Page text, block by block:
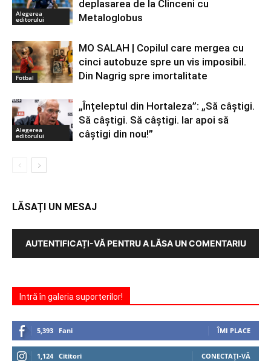
Alegerea
editorului
deplasarea de la Clinceni cu
Metaloglobus
Fotbal
MO SALAH | Copilul care mergea cu
cinci autobuze spre un vis imposibil.
Din Nagrig spre imortalitate
Alegerea
editorului
„Înțeleptul din Hortaleza”: „Să câștigi.
Să câștigi. Să câștigi. Iar apoi să
câștigi din nou!”
LĂSAȚI UN MESAJ
AUTENTIFICAȚI-VĂ PENTRU A LĂSA UN COMENTARIU
Intră în galeria suporterilor!
5,393 Fani ÎMI PLACE
1,124 Cititori CONECTAȚI-VĂ